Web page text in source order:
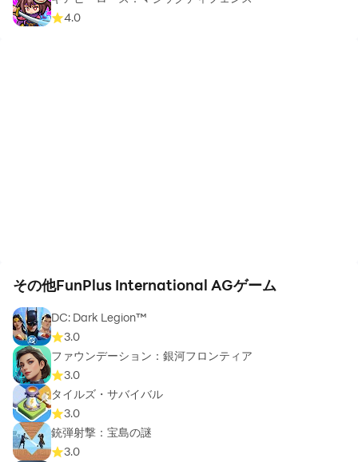
4.0
その他FunPlus International AGゲーム
DC: Dark Legion™
3.0
ファウンデーション：銀河フロンティア
3.0
タイルズ・サバイバル
3.0
銃弾射撃：宝島の謎
3.0